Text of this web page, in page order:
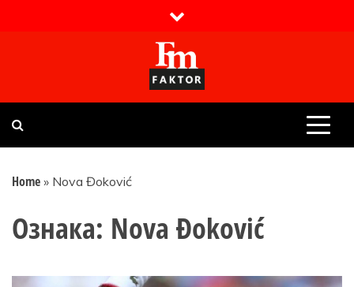
Faktor magazin
Uvijek presudan
Home » Nova Đoković
Ознака: Nova Đoković